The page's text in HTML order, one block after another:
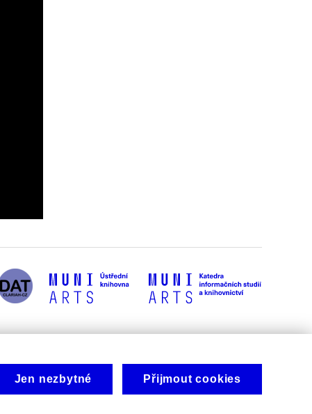
Jen nezbytné Přijmout cookies